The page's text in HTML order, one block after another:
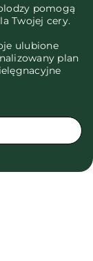
pomogą
Twojej cery.
ulubione
plan